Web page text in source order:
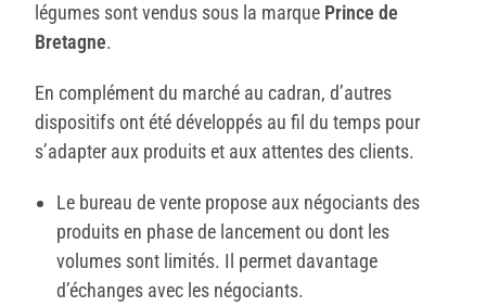
légumes sont vendus sous la marque Prince de
Bretagne.
En complément du marché au cadran, d’autres
dispositifs ont été développés au fil du temps pour
s’adapter aux produits et aux attentes des clients.
Le bureau de vente propose aux négociants des
produits en phase de lancement ou dont les
volumes sont limités. Il permet davantage
d’échanges avec les négociants.